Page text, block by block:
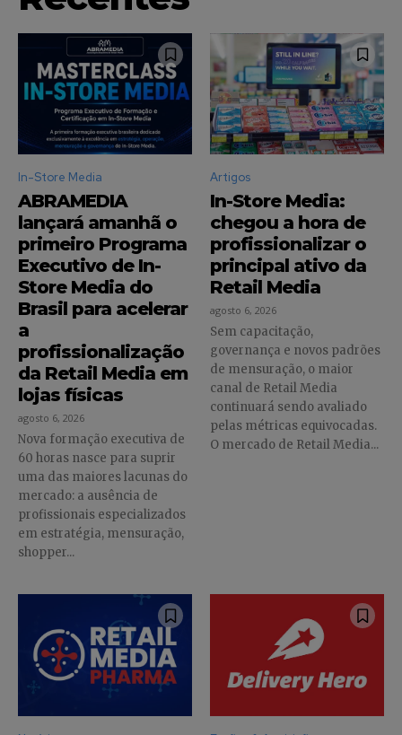
In-Store Media
ABRAMEDIA
lançará amanhã o
primeiro Programa
Executivo de In-
Store Media do
Brasil para acelerar
a
profissionalização
da Retail Media em
lojas físicas
agosto 6, 2026
Nova formação executiva de
60 horas nasce para suprir
uma das maiores lacunas do
mercado: a ausência de
profissionais especializados
em estratégia, mensuração,
shopper...
Artigos
In-Store Media:
chegou a hora de
profissionalizar o
principal ativo da
Retail Media
agosto 6, 2026
Sem capacitação,
governança e novos padrões
de mensuração, o maior
canal de Retail Media
continuará sendo avaliado
pelas métricas equivocadas.
O mercado de Retail Media...